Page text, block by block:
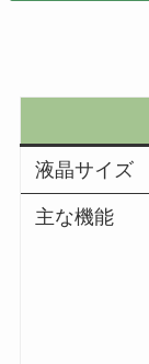
液晶サイズ
主な機能